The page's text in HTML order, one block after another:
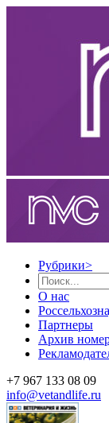
Рубрики>
О нас
Партнеры
Архив
+7 967 133 08 09
info@vetandlife.ru